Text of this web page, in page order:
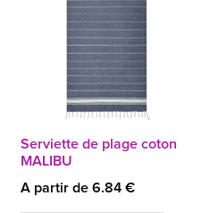
Serviette de plage coton
MALIBU
A partir de 6.84 €